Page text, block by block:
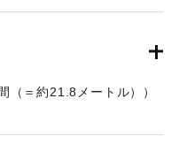
が大きく、浸水家屋が
地である橋の上に不自然
たためとして、その不当
られてきたが、費用など
（＝約21.8メートル））